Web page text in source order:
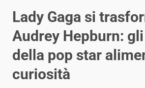
Lady Gaga si
Audrey Hepburn:
della pop star
curiosità